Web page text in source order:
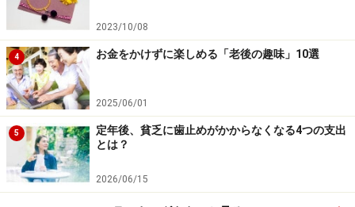
転職市場での自分の「売り」
自分の「売り」や「資格」、人的ネットワークを持って
いる人は、再就職が有利に進むようです。
2023/10/08
4 お金をかけずに楽しめる「老後の趣味」10選
2025/06/01
5
定年後、貧乏に歯止めがかからなくなる4つの支出
とは？
2026/06/15